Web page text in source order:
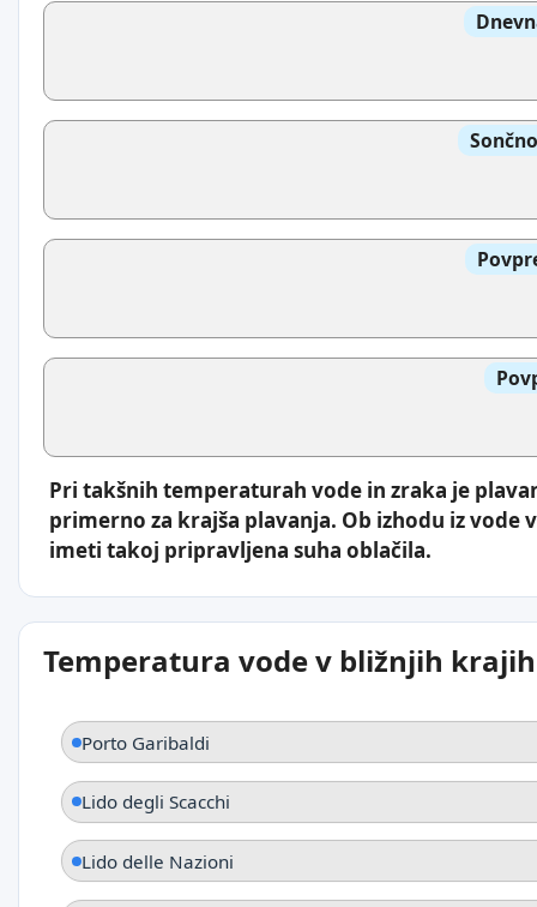
Pri takšnih temperaturah vode in zraka je
primerno za krajša plavanja. Ob izhodu iz vode
imeti takoj pripravljena suha oblačila.
Temperatura vode v bližnjih krajih
Porto Garibaldi
Lido degli Scacchi
Lido delle Nazioni